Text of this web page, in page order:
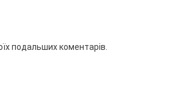
подальших коментарів.